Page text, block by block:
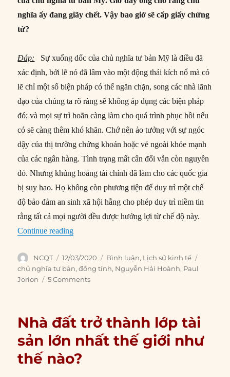
nghĩa ấy đang giãy chết. Vậy bao giờ sẽ cấp giấy chứng
tử?
Đáp: Sự xuống dốc của chủ nghĩa tư bản Mỹ là điều đã
xác định, bởi lẽ nó đã lâm vào một động thái kích nổ mà có
lẽ chỉ một số biện pháp có thể ngăn chặn, song các nhà lãnh
đạo của chúng ta rõ ràng sẽ không áp dụng các biện pháp
đó; và mọi sự trì hoãn càng làm cho quá trình phục hồi nếu
có sẽ càng thêm khó khăn. Chớ nên ảo tưởng với sự ngóc
dậy của thị trường chứng khoán hoặc vẻ ngoài khỏe mạnh
của các ngân hàng. Tình trạng mất cân đối vẫn còn nguyên
đó. Nhưng khủng hoảng tài chính đã làm cho các quốc gia
bị suy hao. Họ không còn phương tiện để duy trì một chế
độ bảo đảm an sinh xã hội hằng cho phép duy trì niềm tin
rằng tất cả mọi người đều được hưởng lợi từ chế độ này.
Continue reading“Chủ nghĩa tư bản đang đi tới sụp đổ?”
Author
NCQT
Posted
on
12/03/2020 Categories
Bình luận, Lịch sử kinh tế
chủ nghĩa tư bản,đồng tính, Nguyễn Hải Hoành, Paul
Jorion
5 Comments
Nhà đất trở thành lớp tài
sản lớn nhất thế giới như
thế nào?